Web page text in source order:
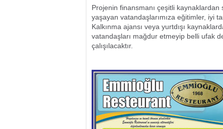
Projenin finansmanı çeşitli kaynaklardan
yaşayan vatandaşlarımıza eğitimler, iyi
Kalkınma ajansı veya yurtdışı
vatandaşları mağdur etmeyip belli ufak
çalışılacaktır.